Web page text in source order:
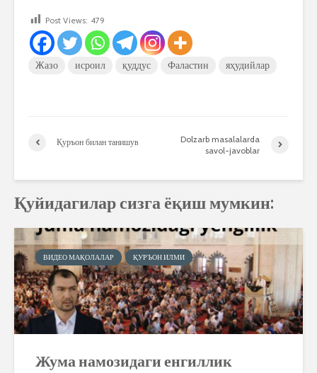
Post Views: 479
Жазо исроил қуддус Фаластин яҳудийлар
Қуръон билан танишув
Dolzarb masalalarda
savol-javoblar
Қуйидагилар сизга ёқиш мумкин:
ВИДЕО МАҚОЛАЛАР ҚУРЪОН ИЛМИ
Жума намозидаги енгиллик